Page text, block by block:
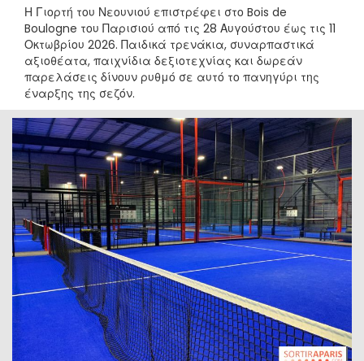
Η Γιορτή του Νεουνιού επιστρέφει στο Bois de
Boulogne του Παρισιού από τις 28 Αυγούστου έως τις 11
Οκτωβρίου 2026. Παιδικά τρενάκια, συναρπαστικά
αξιοθέατα, παιχνίδια δεξιοτεχνίας και δωρεάν
παρελάσεις δίνουν ρυθμό σε αυτό το πανηγύρι της
έναρξης της σεζόν.